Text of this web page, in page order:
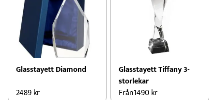
Glasstayett Diamond
2489kr
Glasstayett Tiffany 3-
storlekar
Från1490kr